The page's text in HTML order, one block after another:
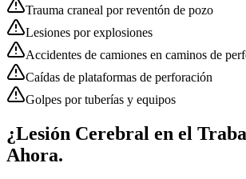
Trauma craneal por reventón de pozo
Lesiones por explosiones
Accidentes de camiones en caminos de
Caídas de plataformas de perforación
Golpes por tuberías y equipos
¿Lesión Cerebral en el
Ahora.